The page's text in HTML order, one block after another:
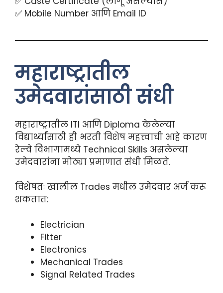
✅ Mobile Number आणि Email ID
महाराष्ट्रातील
उमेदवारांसाठी संधी
महाराष्ट्रातील ITI आणि Diploma केलेल्या
विद्यार्थ्यांसाठी ही भरती विशेष महत्त्वाची आहे कारण
रेल्वे विभागामध्ये Technical Skills असलेल्या
उमेदवारांना मोठ्या प्रमाणात संधी मिळते.
विशेषतः खालील Trades मधील उमेदवार अर्ज करू
शकतात:
Electrician
Fitter
Electronics
Mechanical Trades
Signal Related Trades